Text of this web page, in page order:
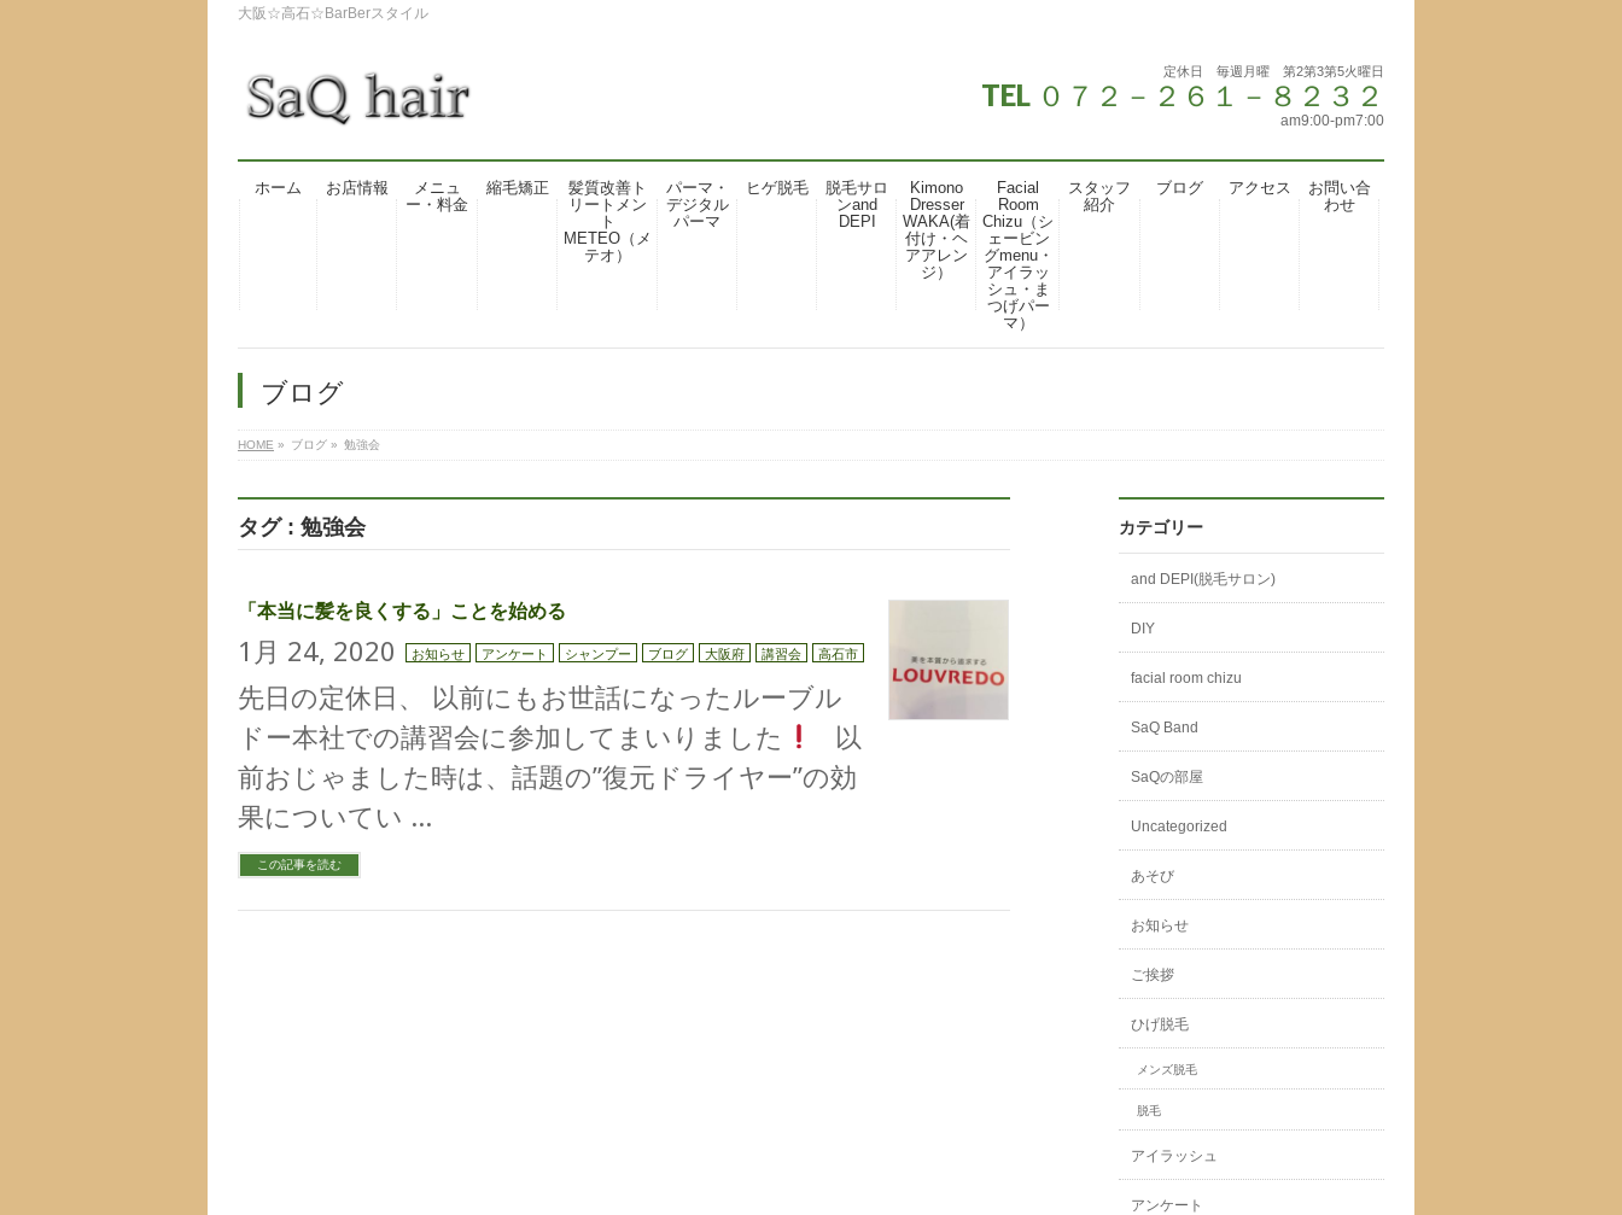
大阪☆高石☆BarBerスタイル
定休日 毎週月曜 第2第3第5火曜日
TEL ０７２－２６１－８２３２
am9:00-pm7:00
ホーム お店情報
メニュ
ー・料金
縮毛矯正
髪質改善ト
リートメン
ト
METEO（メ
テオ）
パーマ・
デジタル
パーマ
ヒゲ脱毛
脱毛サロ
ンand
DEPI
Kimono
Dresser
WAKA(着
付け・ヘ
アアレン
ジ）
Facial
Room
Chizu（シ
ェービン
グmenu・
アイラッ
シュ・ま
つげパー
マ）
スタッフ
紹介
ブログ アクセス
お問い合
わせ
ブログ
HOME » ブログ » 勉強会
タグ : 勉強会
「本当に髪を良くする」ことを始める
1月 24, 2020 お知らせ アンケート シャンプー ブログ 大阪府 講習会 高石市
先日の定休日、 以前にもお世話になったルーブル
ドー本社での講習会に参加してまいりました
以
前おじゃました時は、話題の”復元ドライヤー”の効
果についてい …
この記事を読む
カテゴリー
and DEPI(脱毛サロン)
DIY
facial room chizu
SaQ Band
SaQの部屋
Uncategorized
あそび
お知らせ
ご挨拶
ひげ脱毛
メンズ脱毛
脱毛
アイラッシュ
アンケート